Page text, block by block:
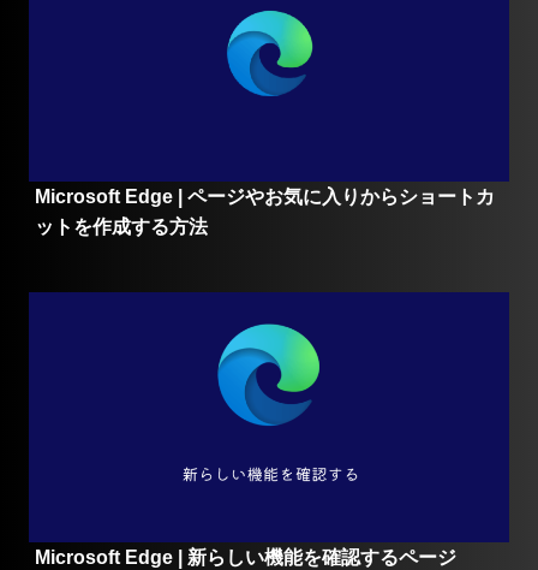
Microsoft Edge | ページやお気に入りからショートカ
ットを作成する方法
Microsoft Edge | 新らしい機能を確認するページ